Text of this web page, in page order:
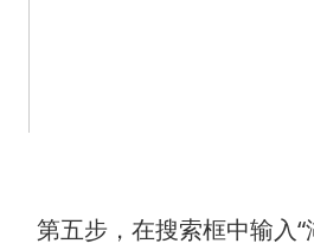
第五步，在搜索框中输入